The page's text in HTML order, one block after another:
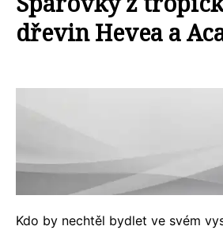
dřevin Hevea a
Kdo by nechtěl bydlet ve svém